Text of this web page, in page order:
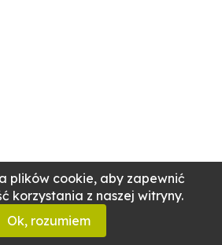
plików cookie, aby zapewnić
korzystania z naszej witryny.
Ok, rozumiem